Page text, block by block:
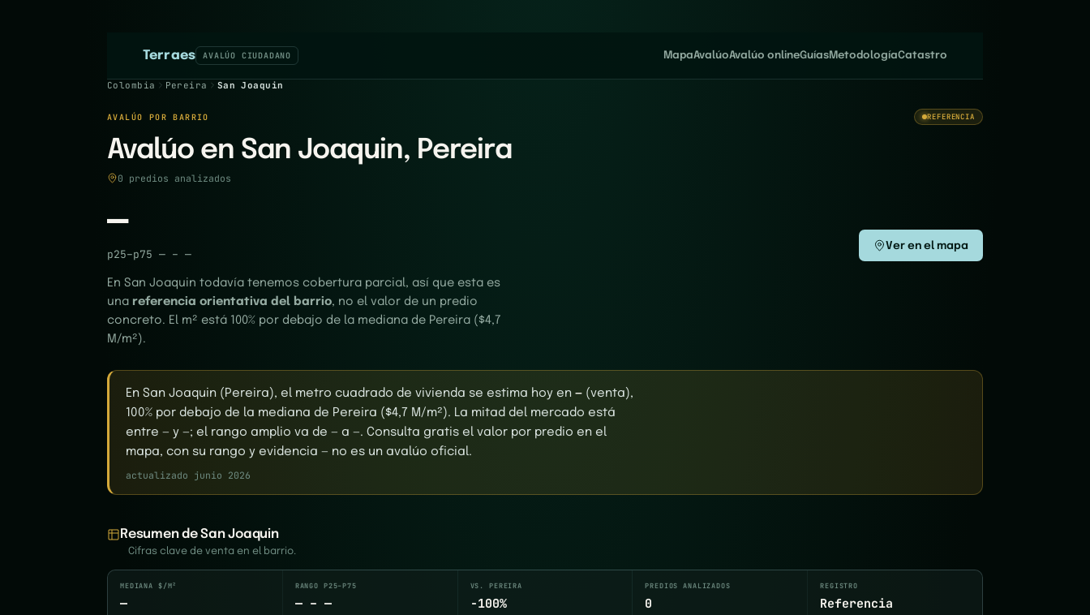
Terraes AVALÚO CIUDADANO MapaAvalúoAvalúo onlineGuíasMetodologíaCatastro
Colombia Pereira San Joaquin
AVALÚO POR BARRIO REFERENCIA
Avalúo en San Joaquin, Pereira
0 predios analizados
—
p25–p75 — – —
Ver en el mapa
En San Joaquin todavía tenemos cobertura parcial, así que esta es
una referencia orientativa del barrio, no el valor de un predio
concreto. El m² está 100% por debajo de la mediana de Pereira ($4,7
M/m²).
En San Joaquin (Pereira), el metro cuadrado de vivienda se estima hoy en — (venta),
100% por debajo de la mediana de Pereira ($4,7 M/m²). La mitad del mercado está
entre — y —; el rango amplio va de — a —. Consulta gratis el valor por predio en el
mapa, con su rango y evidencia — no es un avalúo oficial.
actualizado junio 2026
Resumen de San Joaquin
Cifras clave de venta en el barrio.
MEDIANA $/M²
—
RANGO P25–P75
— – —
VS. PEREIRA
-100%
PREDIOS ANALIZADOS
0
REGISTRO
Referencia